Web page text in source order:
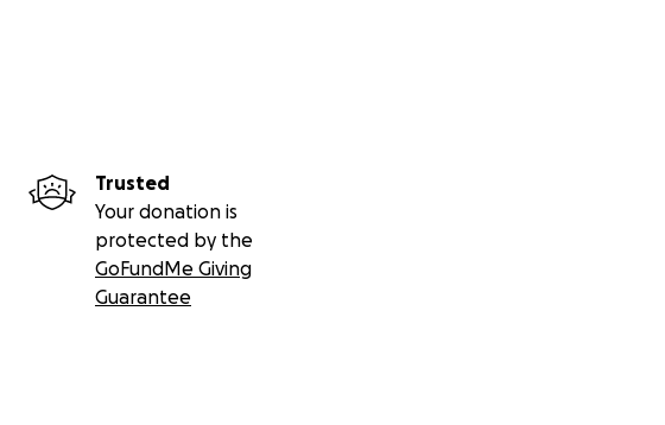
Trusted
Your donation is
protected by the
GoFundMe Giving
Guarantee